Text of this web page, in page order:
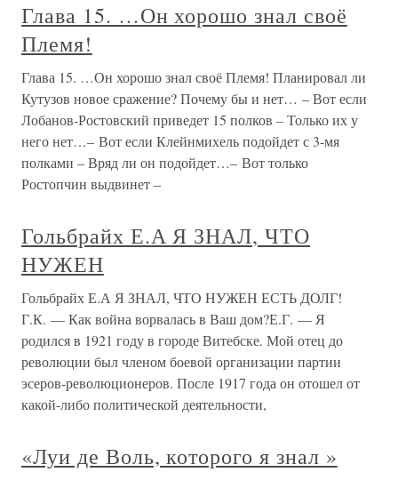
Глава 15. …Он хорошо знал своё
Племя!
Глава 15. …Он хорошо знал своё Племя! Планировал ли
Кутузов новое сражение? Почему бы и нет… – Вот если
Лобанов-Ростовский приведет 15 полков – Только их у
него нет…– Вот если Клейнмихель подойдет с 3-мя
полками – Вряд ли он подойдет…– Вот только
Ростопчин выдвинет –
Гольбрайх Е.А Я ЗНАЛ, ЧТО
НУЖЕН
Гольбрайх Е.А Я ЗНАЛ, ЧТО НУЖЕН ЕСТЬ ДОЛГ!
Г.К. — Как война ворвалась в Ваш дом?Е.Г. — Я
родился в 1921 году в городе Витебске. Мой отец до
революции был членом боевой организации партии
эсеров-революционеров. После 1917 года он отошел от
какой-либо политической деятельности,
«Луи де Воль, которого я знал »